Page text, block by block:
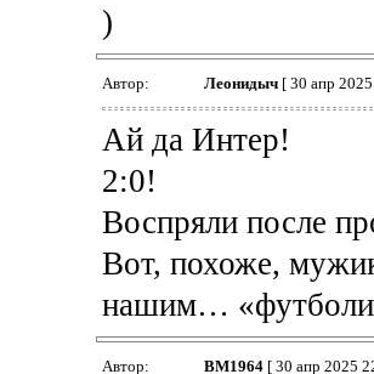
)
Автор: Леонидыч[ 30 апр
Ай да Интер!
2:0!
Воспряли после
Вот, похоже,
нашим…
Автор: BM1964[ 30 апр 2025